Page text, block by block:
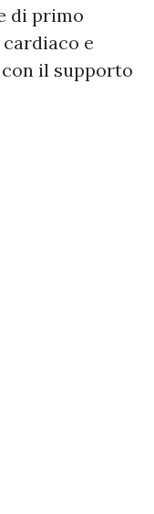
di primo
e
il supporto